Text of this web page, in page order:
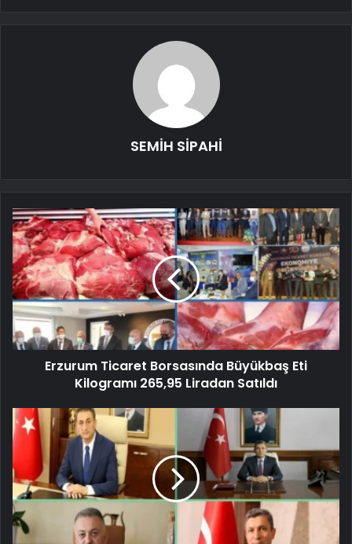
SEMİH SİPAHİ
Erzurum Ticaret Borsasında Büyükbaş Eti
Kilogramı 265,95 Liradan Satıldı